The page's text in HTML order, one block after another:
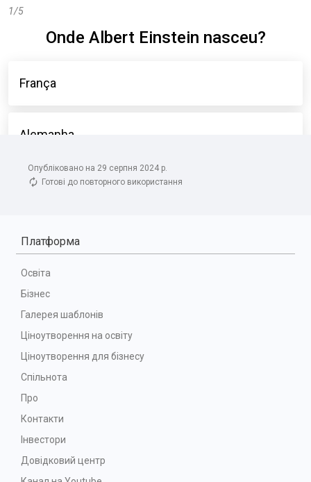
Опубліковано на 29 серпня 2024 р.
Готові до повторного використання
Платформа
Освіта
Бізнес
Галерея шаблонів
Ціноутворення на освіту
Ціноутворення для бізнесу
Спільнота
Про
Контакти
Інвестори
Довідковий центр